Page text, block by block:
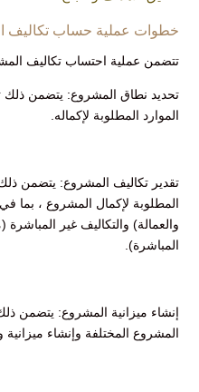
خطوات عملية حساب تكاليف
تتضمن عملية احتساب تكاليف
تحديد نطاق المشروع: يتضمن
الموارد المطلوبة لإكماله.
تقدير تكاليف المشروع: يتضمن
المطلوبة لإكمال المشروع ، بما
والعمالة) والتكاليف غير
المباشرة).
إنشاء ميزانية المشروع: يتضمن
المشروع المختلفة وإنشاء ميزانية